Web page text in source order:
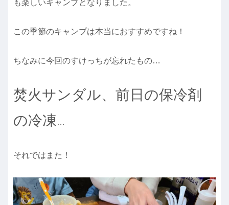
も楽しいキャンプとなりました。
この季節のキャンプは本当におすすめですね！
ちなみに今回のすけっちが忘れたもの…
焚火サンダル、前日の保冷剤
の冷凍…
それではまた！